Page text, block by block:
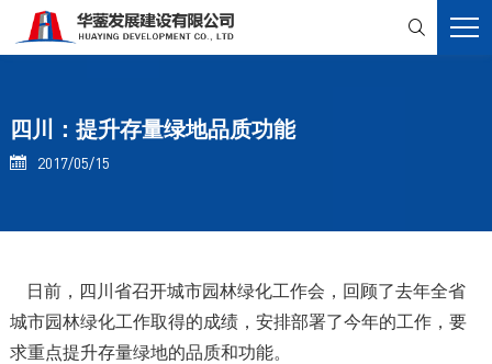

四川：提升存量绿地品质功能
 2017/05/15
日前，四川省召开城市园林绿化工作会，回顾了去年全省
城市园林绿化工作取得的成绩，安排部署了今年的工作，要
求重点提升存量绿地的品质和功能。